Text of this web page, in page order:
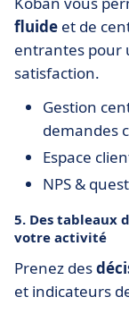
fluide et de
entrantes pour
satisfaction.
Gestion
demandes
Espace
NPS &
5. Des tableaux
votre activité
Prenez des
et indicateurs